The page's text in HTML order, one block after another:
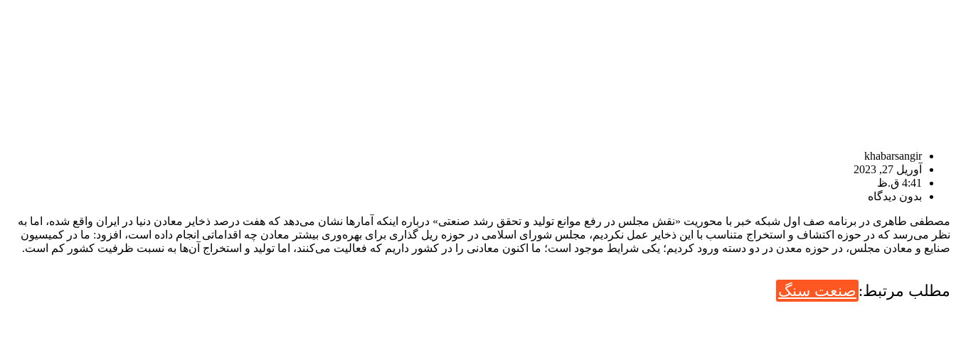
khabarsangir
آوریل 27, 2023
4:41 ق.ظ
بدون دیدگاه
مصطفی طاهری در برنامه صف اول شبکه خبر با محوریت «نقش مجلس در رفع موانع تولید و تحقق رشد صنعتی» درباره اینکه آمارها نشان می‌دهد که هفت درصد ذخایر معادن دنیا در ایران واقع شده، اما به
نظر می‌رسد که در حوزه اکتشاف و استخراج متناسب با این ذخایر عمل نکردیم، مجلس شورای اسلامی در حوزه ریل گذاری برای بهره‌وری بیشتر معادن چه اقداماتی انجام داده است، افزود: ما در کمیسیون
صنایع و معادن مجلس، در حوزه معدن در دو دسته ورود کردیم؛ یکی شرایط موجود است؛ ما اکنون معادنی را در کشور داریم که فعالیت می‌کنند، اما تولید و استخراج آن‌ها به نسبت ظرفیت کشور کم است.
مطلب مرتبط: صنعت سنگ